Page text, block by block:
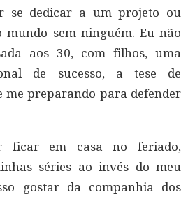
se dedicar a um projeto ou
sem ninguém. Eu não
aos 30, com filhos, uma
de sucesso, a tese de
me preparando para defender
ficar em casa no feriado,
séries ao invés do meu
gostar da companhia dos